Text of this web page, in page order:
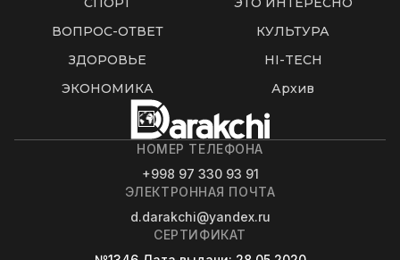
ВОПРОС-ОТВЕТ
КУЛЬТУРА
ЗДОРОВЬЕ
HI-TECH
ЭКОНОМИКА
Архив
НОМЕР ТЕЛЕФОНА
+998 97 330 93 91
ЭЛЕКТРОННАЯ ПОЧТА
d.darakchi@yandex.ru
СЕРТИФИКАТ